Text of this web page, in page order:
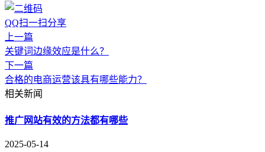
QQ扫一扫分享
上一篇
关键词边缘效应是什么？
下一篇
合格的电商运营该具有哪些能力？
相关新闻
推广网站有效的方法都有哪些
2025-05-14